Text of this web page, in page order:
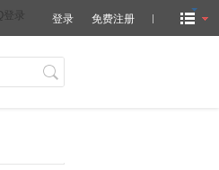
登录 免费注册